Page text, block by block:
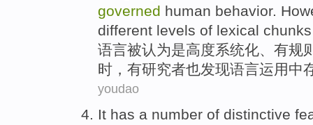
governed human behavior.
different levels of lexical chunks
语言被认为是高度系统化 、有规
时 ， 有研究者也发现语言运用中
youdao
It has a number of distinctive